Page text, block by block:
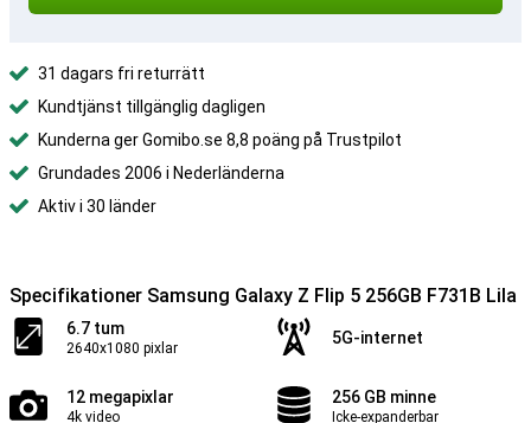
31 dagars fri returrätt
Kundtjänst tillgänglig dagligen
Kunderna ger Gomibo.se 8,8 poäng på Trustpilot
Grundades 2006 i Nederländerna
Aktiv i 30 länder
Specifikationer Samsung Galaxy Z Flip 5 256GB F731B Lila
6.7 tum
2640x1080 pixlar
5G-internet
12 megapixlar
4k video
256 GB minne
Icke-expanderbar